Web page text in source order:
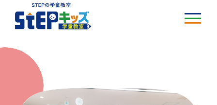
STEPキッズとは